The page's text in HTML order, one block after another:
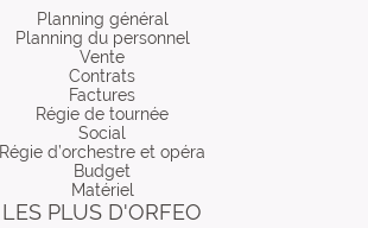
Planning général
Planning du personnel
Vente
Contrats
Factures
Régie de tournée
Social
Régie d’orchestre et opéra
Budget
Matériel
LES PLUS D'ORFEO